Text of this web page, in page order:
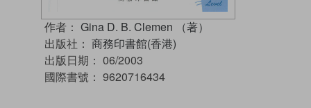
作者： Gina D. B. Clemen （著）
出版社： 商務印書館(香港)
出版日期： 06/2003
國際書號： 9620716434